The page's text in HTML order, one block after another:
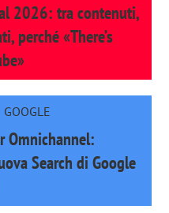
2026: tra contenuti,
perché «There’s
GOOGLE
Omnichannel:
Search di Google